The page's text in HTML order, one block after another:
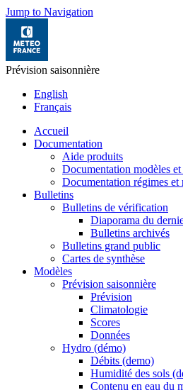
Jump to Navigation
Prévision saisonnière
English
Français
Accueil
Documentation
Aide produits
Documentation modèles et
Documentation régimes et
Bulletins
Bulletins de vérification
Diaporama du
Bulletins archivés
Bulletins grand public
Cartes de synthèse
Modèles
Prévision saisonnière
Prévision
Climatologie
Scores
Données
Hydro (démo)
Débits (demo)
Humidité des sols
Contenu en eau du